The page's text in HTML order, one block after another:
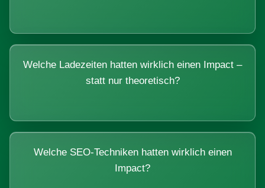
Welche Ladezeiten hatten wirklich einen Impact –
statt nur theoretisch?
Welche SEO-Techniken hatten wirklich einen
Impact?